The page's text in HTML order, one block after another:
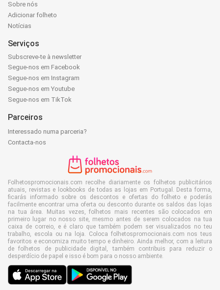
Sobre nós
Adicionar folheto
Notícias
Serviços
Subscreve-te à newsletter
Segue-nos em Facebook
Segue-nos em Instagram
Segue-nos em Youtube
Segue-nos em TikTok
Parceiros
Interessado numa parceria?
Contacta-nos
Folhetospromocionais.com recolhe diariamente os folhetos publicitários
atuais, revistas e lookbooks de todas as lojas em Portugal. Desta forma,
ficarás informado sobre os descontos e ofertas do folheto e poderás
facilmente encontrar uma oferta ou desconto durante os saldos das lojas
na tua área. Muitas vezes, folhetos mais recentes são colocados em
primeiro lugar no nosso site, mesmo antes de serem colocados na tua
caixa de correio, e é claro que também podem ser visualizados no teu
trabalho, escola ou na loja. Coloca folhetospromocionais.com nos teus
favoritos e economiza muito tempo e dinheiro. Ainda melhor, com a leitura
de folhetos de publicidade digital, também contribuis para reduzir o
desperdício de papel e isso é bom para o nosso ambiente.